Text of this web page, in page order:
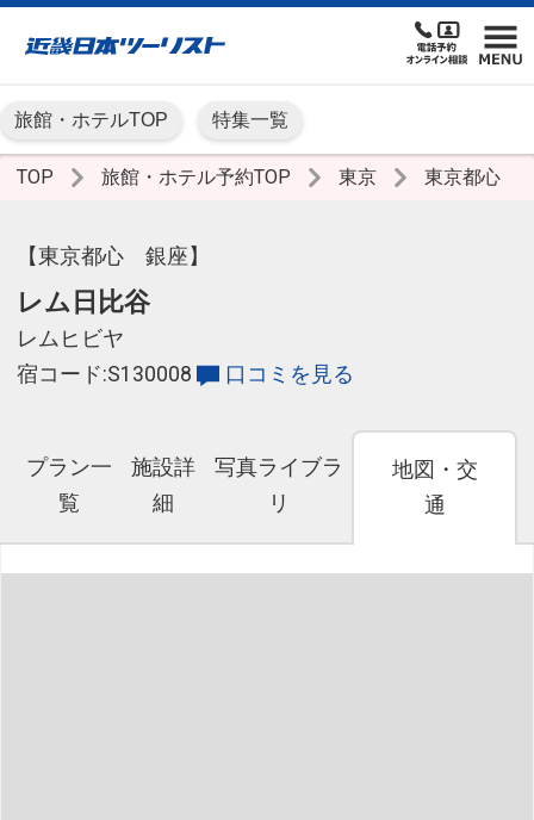
旅館・ホテルTOP 特集一覧
TOP 旅館・ホテル予約TOP 東京 東京都心
【東京都心 銀座】
レム日比谷
レムヒビヤ
宿コード:S130008
口コミを見る
プラン一
覧
施設詳
細
写真ライブラ
リ
地図・交
通